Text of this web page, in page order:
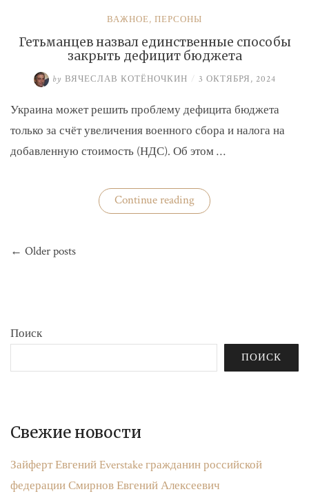
ВАЖНОЕ, ПЕРСОНЫ
Гетьманцев назвал единственные способы
закрыть дефицит бюджета
by ВЯЧЕСЛАВ КОТЁНОЧКИН / 3 ОКТЯБРЯ, 2024
Украина может решить проблему дефицита бюджета
только за счёт увеличения военного сбора и налога на
добавленную стоимость (НДС). Об этом …
Continue reading«Гетьманцев
назвал
по
← Older posts
Поиск
ПОИСК
Свежие новости
Зайферт Евгений Everstake гражданин российской
федерации Смирнов Евгений Алексеевич